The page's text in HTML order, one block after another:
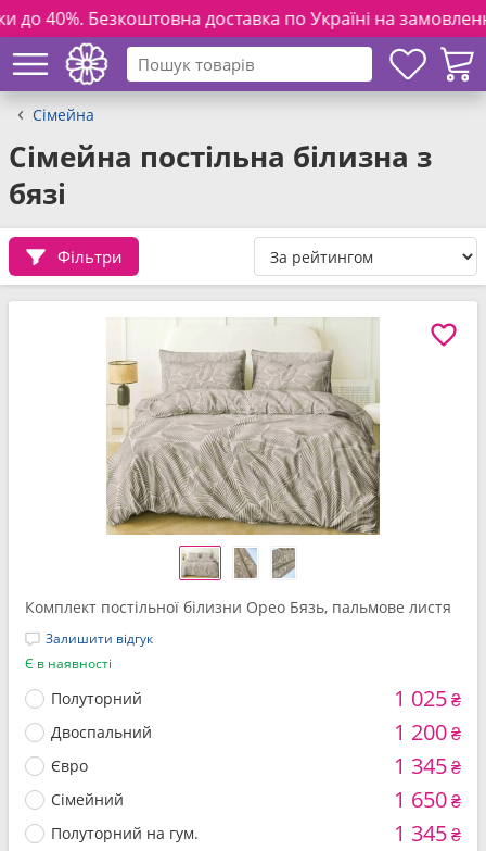
доставка по Україні на замовлення від 3000 грн.
Сімейна
Сімейна постільна білизна з
бязі
Фільтри
Комплект постільної білизни Орео Бязь, пальмове листя
Залишити відгук
Є в наявності
Полуторний 1 025₴
Двоспальний 1 200₴
Євро 1 345₴
Сімейний 1 650₴
Полуторний на гум. 1 345₴